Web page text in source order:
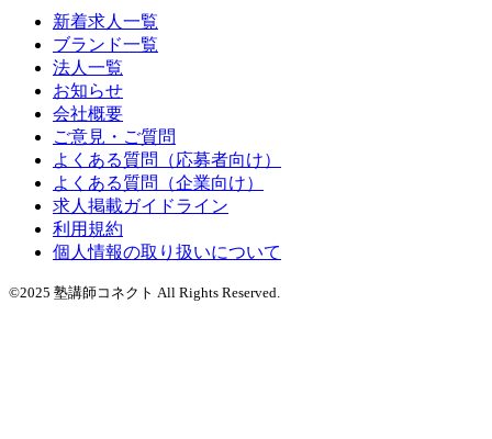
新着求人一覧
ブランド一覧
法人一覧
お知らせ
会社概要
ご意見・ご質問
よくある質問（応募者向け）
よくある質問（企業向け）
求人掲載ガイドライン
利用規約
個人情報の取り扱いについて
©2025 塾講師コネクト All Rights Reserved.